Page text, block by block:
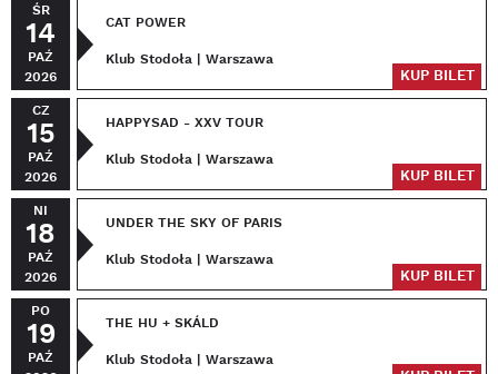
ŚR
14
PAŹ
2026
CAT POWER
Klub Stodoła | Warszawa
KUP BILET
CZ
15
PAŹ
2026
HAPPYSAD - XXV TOUR
Klub Stodoła | Warszawa
KUP BILET
NI
18
PAŹ
2026
UNDER THE SKY OF PARIS
Klub Stodoła | Warszawa
KUP BILET
PO
19
PAŹ
THE HU + SKÁLD
Klub Stodoła | Warszawa